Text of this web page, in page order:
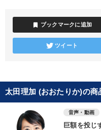
bookmark ブックマークに追加
ツイート
太田理加 (おおたりか)の商
音声・動画
巨額を投じ